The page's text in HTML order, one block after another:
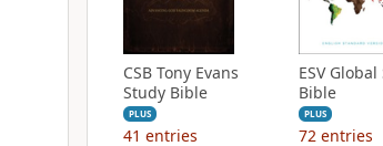
CSB Tony Evans
Study Bible
PLUS
41 entries
ESV
Bible
PLUS
72 entries